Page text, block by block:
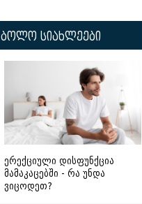
ბოლო სიახლეები
ერექციული დისფუნქცია
მამაკაცებში - რა უნდა
ვიცოდეთ?